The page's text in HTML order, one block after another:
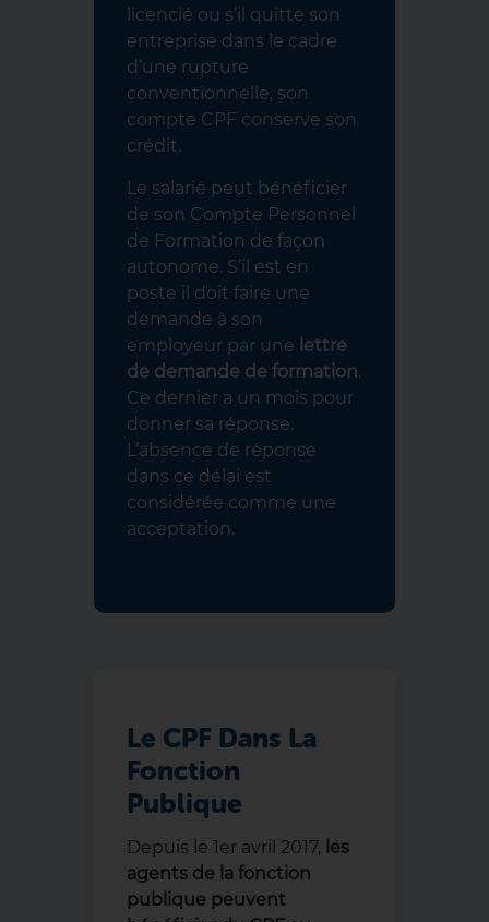
licencié ou s’il quitte son
entreprise dans le cadre
d’une rupture
conventionnelle, son
compte CPF conserve son
crédit.
Le salarié peut bénéficier
de son Compte Personnel
de Formation de façon
autonome. S’il est en
poste il doit faire une
demande à son
employeur par une lettre
de demande de formation.
Ce dernier a un mois pour
donner sa réponse.
L’absence de réponse
dans ce délai est
considérée comme une
acceptation.
Le CPF Dans La
Fonction
Publique
Depuis le 1er avril 2017, les
agents de la fonction
publique peuvent